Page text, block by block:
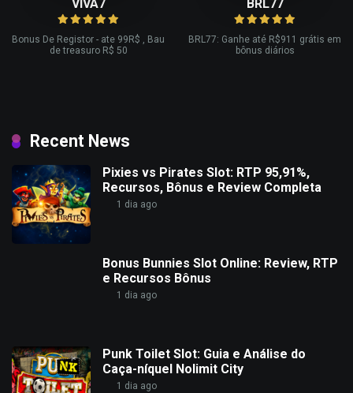
VIVA7
Bonus De Registor - ate 99R$ , Bau
de treasuro R$ 50
BRL77
BRL77: Ganhe até R$911 grátis em
bônus diários
Recent News
Pixies vs Pirates Slot: RTP 95,91%,
Recursos, Bônus e Review Completa
1 dia ago
Bonus Bunnies Slot Online: Review, RTP
e Recursos Bônus
1 dia ago
Punk Toilet Slot: Guia e Análise do
Caça-níquel Nolimit City
1 dia ago